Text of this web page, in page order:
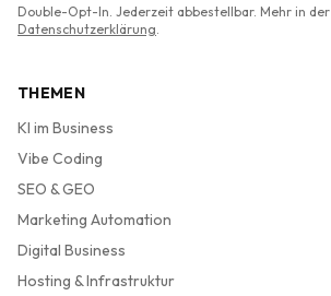
Double-Opt-In. Jederzeit abbestellbar. Mehr in der
Datenschutzerklärung.
THEMEN
KI im Business
Vibe Coding
SEO & GEO
Marketing Automation
Digital Business
Hosting & Infrastruktur